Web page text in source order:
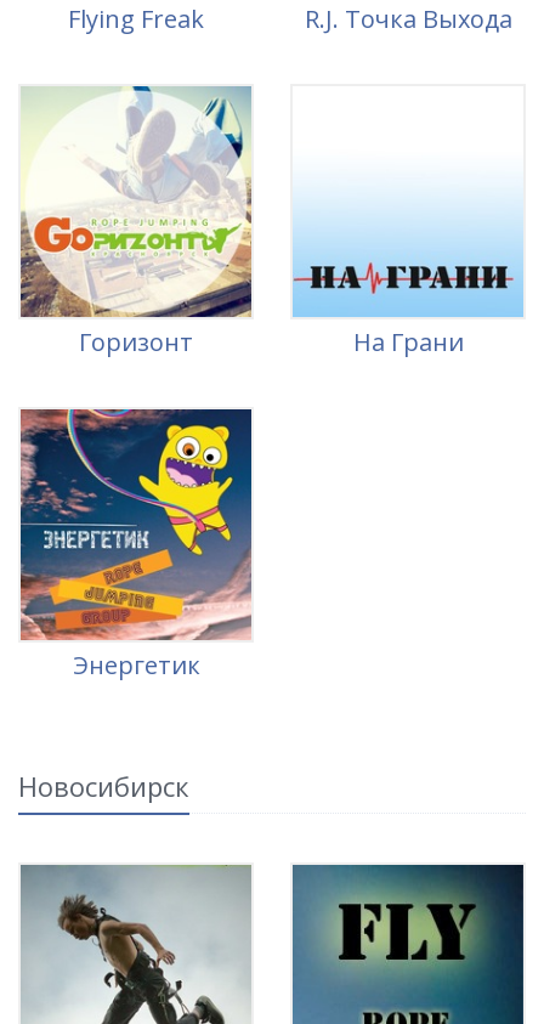
Flying Freak R.J. Точка Выхода
Горизонт На Грани
Энергетик
Новосибирск